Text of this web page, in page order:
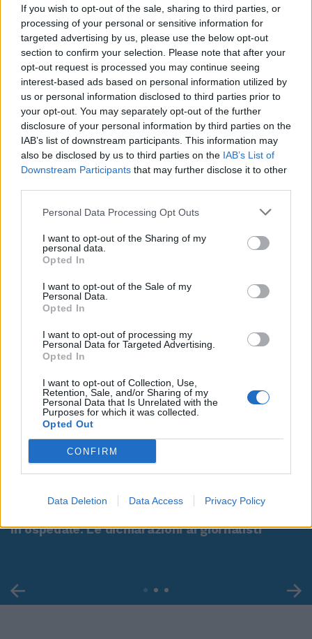
If you wish to opt-out of the sale, sharing to third parties, or
processing of your personal or sensitive information for
targeted advertising by us, please use the below opt-out
section to confirm your selection. Please note that after your
opt-out request is processed you may continue seeing
interest-based ads based on personal information utilized by
us or personal information disclosed to third parties prior to
your opt-out. You may separately opt-out of the further
disclosure of your personal information by third parties on the
IAB’s list of downstream participants. This information may
also be disclosed by us to third parties on the IAB’s List of
Downstream Participants that may further disclose it to other
Personal Data Processing Opt Outs
I want to opt-out of the Sharing of my
personal data.
Opted In
I want to opt-out of the Sale of my
Personal Data.
Opted In
I want to opt-out of processing my
Personal Data for Targeted Advertising.
Opted In
I want to opt-out of Collection, Use,
Retention, Sale, and/or Sharing of my
Personal Data that Is Unrelated with the
Purposes for which it was collected.
Opted Out
CONFIRM
Data Deletion Data Access Privacy Policy
00:00 01:16
in ospedale. Le dichiarazioni ai giornalisti